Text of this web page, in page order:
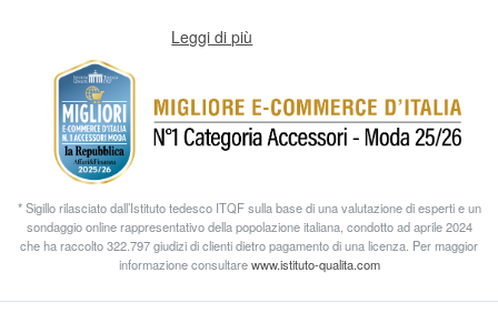
Leggi di più
* Sigillo rilasciato dall’Istituto tedesco ITQF sulla base di una valutazione di esperti e un
sondaggio online rappresentativo della popolazione italiana, condotto ad aprile 2024
che ha raccolto 322.797 giudizi di clienti dietro pagamento di una licenza. Per maggior
informazione consultarewww.istituto-qualita.com